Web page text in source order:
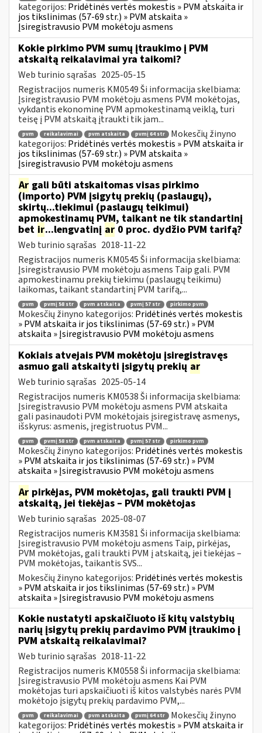
kategorijos: Pridėtinės vertės mokestis » PVM atskaita ir
jos tikslinimas (57-69 str.) » PVM atskaita »
Įsiregistravusio PVM mokėtoju asmens
Kokie pirkimo PVM sumų įtraukimo į PVM
atskaitą reikalavimai yra taikomi?
Web turinio sąrašas 2025-05-15
Registracijos numeris KM0549 Ši informacija skelbiama:
Įsiregistravusio PVM mokėtoju asmens PVM mokėtojas,
vykdantis ekonominę PVM apmokestinamą veiklą, turi
teisę į PVM atskaitą įtraukti tik jam...
pvm reikalavimai pvm atskaita pvmį 64 str
Mokesčių žinyno
kategorijos: Pridėtinės vertės mokestis » PVM atskaita ir
jos tikslinimas (57-69 str.) » PVM atskaita »
Įsiregistravusio PVM mokėtoju asmens
Ar gali būti atskaitomas visas pirkimo
(importo) PVM įsigytų prekių (paslaugų),
skirtų...tiekimui (paslaugų teikimui)
apmokestinamų PVM, taikant ne tik standartinį
bet ir...lengvatinį ar 0 proc. dydžio PVM tarifą?
Web turinio sąrašas 2018-11-22
Registracijos numeris KM0545 Ši informacija skelbiama:
Įsiregistravusio PVM mokėtoju asmens Taip gali. PVM
apmokestinamu prekių tiekimu (paslaugų teikimu)
laikomas, taikant standartinį PVM tarifą,...
pvm pvmį 58 str pvm atskaita pvmį 57 str pirkimo pvm
Mokesčių žinyno kategorijos: Pridėtinės vertės mokestis
» PVM atskaita ir jos tikslinimas (57-69 str.) » PVM
atskaita » Įsiregistravusio PVM mokėtoju asmens
Kokiais atvejais PVM mokėtoju įsiregistravęs
asmuo gali atskaityti įsigytų prekių ar
Web turinio sąrašas 2025-05-14
Registracijos numeris KM0538 Ši informacija skelbiama:
Įsiregistravusio PVM mokėtoju asmens PVM atskaita
gali pasinaudoti PVM mokėtojais įsiregistravę asmenys,
išskyrus: asmenis, įregistruotus PVM...
pvm pvmį 58 str pvm atskaita pvmį 57 str pirkimo pvm
Mokesčių žinyno kategorijos: Pridėtinės vertės mokestis
» PVM atskaita ir jos tikslinimas (57-69 str.) » PVM
atskaita » Įsiregistravusio PVM mokėtoju asmens
Ar pirkėjas, PVM mokėtojas, gali traukti PVM į
atskaitą, jei tiekėjas – PVM mokėtojas
Web turinio sąrašas 2025-08-07
Registracijos numeris KM3581 Ši informacija skelbiama:
Įsiregistravusio PVM mokėtoju asmens Taip, pirkėjas,
PVM mokėtojas, gali traukti PVM į atskaitą, jei tiekėjas –
PVM mokėtojas, taikantis SVS...
Mokesčių žinyno kategorijos: Pridėtinės vertės mokestis
» PVM atskaita ir jos tikslinimas (57-69 str.) » PVM
atskaita » Įsiregistravusio PVM mokėtoju asmens
Kokie nustatyti apskaičiuoto iš kitų valstybių
narių įsigytų prekių pardavimo PVM įtraukimo į
PVM atskaitą reikalavimai?
Web turinio sąrašas 2018-11-22
Registracijos numeris KM0558 Ši informacija skelbiama:
Įsiregistravusio PVM mokėtoju asmens Kai PVM
mokėtojas turi apskaičiuoti iš kitos valstybės narės PVM
mokėtojo įsigytų prekių pardavimo PVM,...
pvm reikalavimai pvm atskaita pvmį 64 str
Mokesčių žinyno
kategorijos: Pridėtinės vertės mokestis » PVM atskaita ir